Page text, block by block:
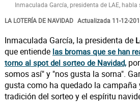
Inmaculada García, presidenta de LAE, habla
LA LOTERÍA DE NAVIDAD Actualizada 11-12-
Inmaculada García, la presidenta de
que entiende las bromas que se han
torno al spot del sorteo de Navidad,
somos así" y "nos gusta la sorna".
gusta como ha quedado la campaña
tradición del sorteo y el espíritu